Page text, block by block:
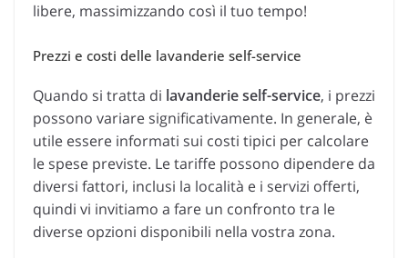
libere, massimizzando così il tuo tempo!
Prezzi e costi delle lavanderie self-service
Quando si tratta di lavanderie self-service, i prezzi
possono variare significativamente. In generale, è
utile essere informati sui costi tipici per calcolare
le spese previste. Le tariffe possono dipendere da
diversi fattori, inclusi la località e i servizi offerti,
quindi vi invitiamo a fare un confronto tra le
diverse opzioni disponibili nella vostra zona.